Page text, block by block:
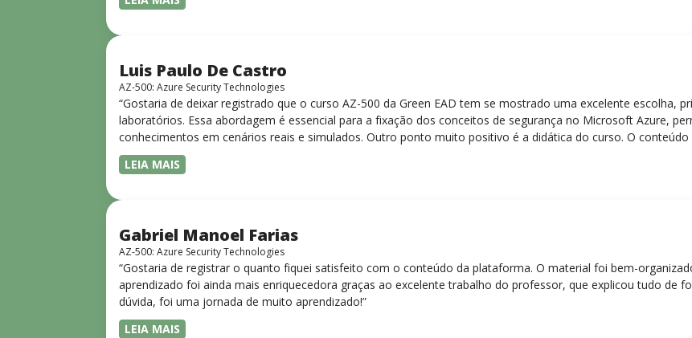
Luis Paulo De Castro
AZ-500: Azure Security Technologies
“Gostaria de deixar registrado que o curso AZ-500 da Green EAD tem se mostrado uma excelente escolha,
laboratórios. Essa abordagem é essencial para a fixação dos conceitos de segurança no Microsoft Azure,
conhecimentos em cenários reais e simulados. Outro ponto muito positivo é a didática do curso. O
progressiva, o que facilita o entendimento mesmo para quem não tem uma bagagem técnica muito
LEIA MAIS
Gabriel Manoel Farias
AZ-500: Azure Security Technologies
“Gostaria de registrar o quanto fiquei satisfeito com o conteúdo da plataforma. O material foi bem-
aprendizado foi ainda mais enriquecedora graças ao excelente trabalho do professor, que explicou tudo de
dúvida, foi uma jornada de muito aprendizado!”
LEIA MAIS